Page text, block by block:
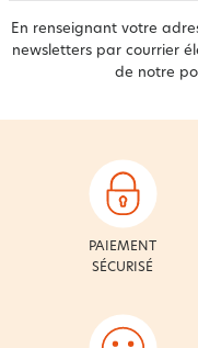
En renseignant votre
newsletters par courrier
de notre
PAIEMENT
SÉCURISÉ